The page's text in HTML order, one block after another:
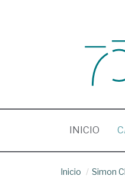
INICIO
Inicio Simon